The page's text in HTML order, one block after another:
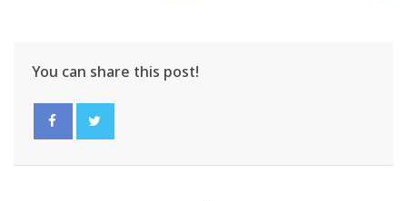
You can share this post!